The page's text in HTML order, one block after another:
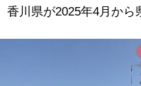
香川県が2025年4月から